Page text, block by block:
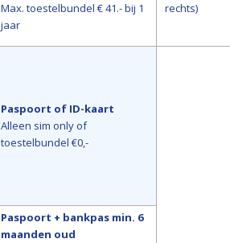
Max. toestelbundel € 41.- bij 1
jaar
rechts)
Paspoort of ID-kaart
Alleen sim only of
toestelbundel €0,-
Paspoort + bankpas min. 6
maanden oud